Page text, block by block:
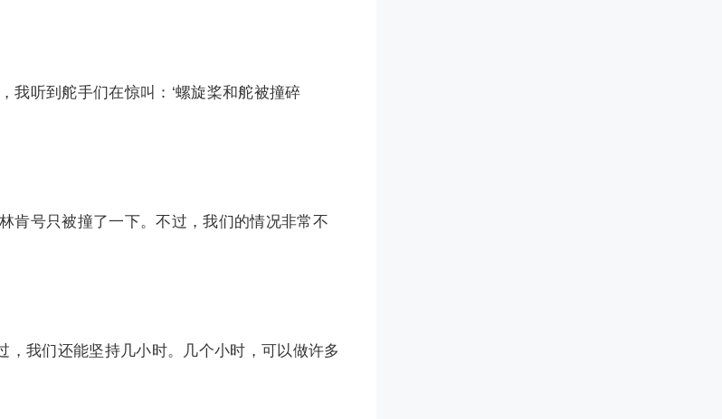
听到舵手们在惊叫：‘螺旋桨和舵被撞碎
肯号只被撞了一下。不过，我们的情况非常不
我们还能坚持几小时。几个小时，可以做许多